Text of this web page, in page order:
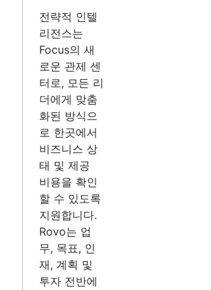
전략적 인텔
리전스는
Focus의 새
로운 관제 센
터로, 모든 리
더에게 맞춤
화된 방식으
로 한곳에서
비즈니스 상
태 및 제공
비용을 확인
할 수 있도록
지원합니다.
Rovo는 업
무, 목표, 인
재, 계획 및
투자 전반에